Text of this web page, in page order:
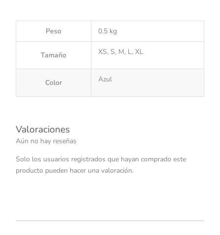
Peso 0.5 kg
Tamaño XS, S, M, L, XL
Color Azul
Valoraciones
Aún no hay reseñas
Solo los usuarios registrados que hayan comprado este
producto pueden hacer una valoración.